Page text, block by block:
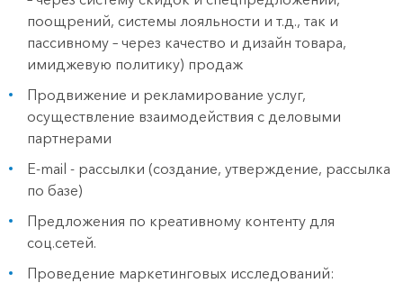
поощрений, системы лояльности и т.д., так и
пассивному – через качество и дизайн товара,
имиджевую политику) продаж
Продвижение и рекламирование услуг,
осуществление взаимодействия с деловыми
партнерами
E-mail - рассылки (создание, утверждение, рассылка
по базе)
Предложения по креативному контенту для
соц.сетей.
Проведение маркетинговых исследований: